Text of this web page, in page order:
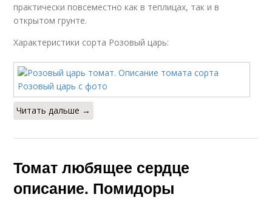
практически повсеместно как в теплицах, так и в
открытом грунте.
Характеристики сорта Розовый царь:
Читать дальше →
Томат любящее сердце
описание. Помидоры